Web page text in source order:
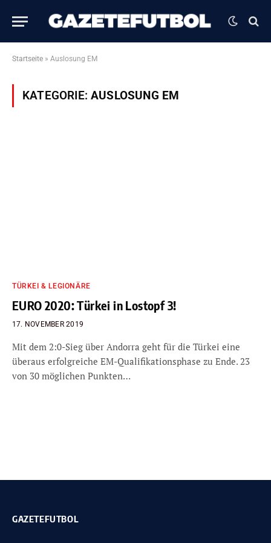
Startseite » Auslosung EM
KATEGORIE:AUSLOSUNG EM
TÜRKEI & LEGIONÄRE
EURO 2020: Türkei in Lostopf 3!
17. NOVEMBER 2019
Mit dem 2:0-Sieg über Andorra geht für die Türkei eine
überaus erfolgreiche EM-Qualifikationsphase zu Ende. 23
von 30 möglichen Punkten…
GAZETEFUTBOL